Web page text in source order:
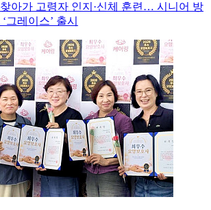
아가 고령자 인지·신체 훈련… 시니어 방
그레이스’ 출시